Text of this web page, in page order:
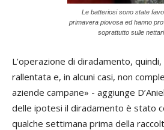
Le batteriosi sono state
primavera piovosa ed hanno
soprattutto sulle
L’operazione di diradamento,
rallentata e, in alcuni casi, non
aziende campane» - aggiunge
delle ipotesi il diradamento è stato
qualche settimana prima della